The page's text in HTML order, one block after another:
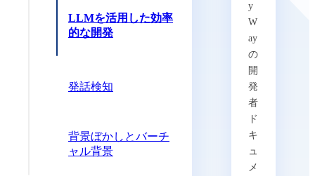
LLMを活用した効率
的な開発
発話検知
背景ぼかしとバーチ
ャル背景
y
W
ay
の
開
発
者
ド
キ
ュ
メ